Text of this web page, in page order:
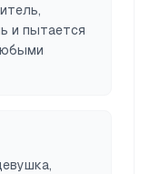
и пытается